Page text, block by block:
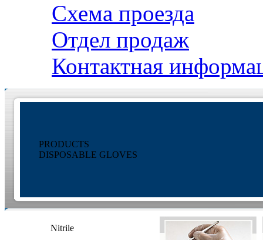
Схема проезда
Отдел продаж
Контактная
PRODUCTS
DISPOSABLE GLOVES
Nitrile